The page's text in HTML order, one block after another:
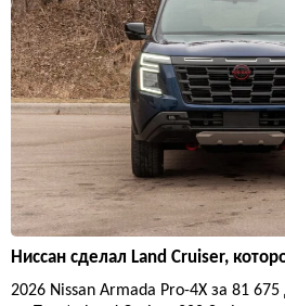
Ниссан сделал Land Cruiser,
2026 Nissan Armada Pro-4X за 81